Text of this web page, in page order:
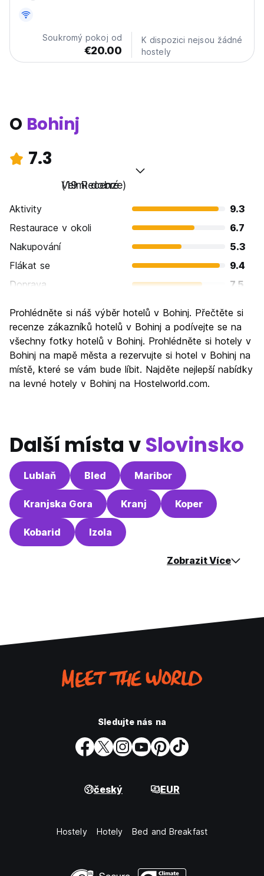
Soukromý pokoj od
€20.00
K dispozici nejsou žádné
hostely
O Bohinj
7.3
Velmi dobré
(19 Recenze)
Aktivity
9.3
Restaurace v okoli
6.7
Nakupování
5.3
Flákat se
9.4
Doprava
7.5
Kultura
6.3
Noční život
4.5
Hodnota za peníze
8.5
Prohlédněte si náš výběr hotelů v Bohinj. Přečtěte si
recenze zákazníků hotelů v Bohinj a podívejte se na
všechny fotky hotelů v Bohinj. Prohlédněte si hotely v
Bohinj na mapě města a rezervujte si hotel v Bohinj na
místě, které se vám bude líbit. Najděte nejlepší nabídky
na levné hotely v Bohinj na Hostelworld.com.
Další místa vSlovinsko
Lublaň Bled Maribor
Kranjska Gora Kranj Koper
Kobarid Izola
Zobrazit Více
Sledujte nás na
český EUR
Hostely Hotely Bed and Breakfast